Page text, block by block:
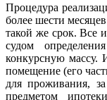
Процедура
более шести
такой же срок. Все
судом
конкурсную массу.
помещение (его
для проживания,
предметом